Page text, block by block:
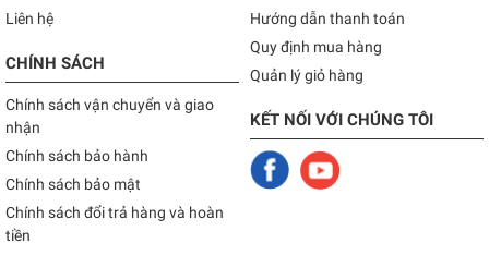
Liên hệ
CHÍNH SÁCH
Chính sách vận chuyển và giao
nhận
Chính sách bảo hành
Chính sách bảo mật
Chính sách đổi trả hàng và hoàn
tiền
Hướng dẫn thanh toán
Quy định mua hàng
Quản lý giỏ hàng
KẾT NỐI VỚI CHÚNG TÔI